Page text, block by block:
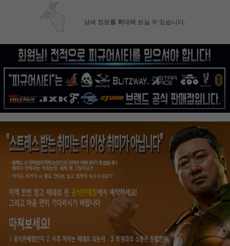
상세 정보를 확대해 보실 수 있습니다.